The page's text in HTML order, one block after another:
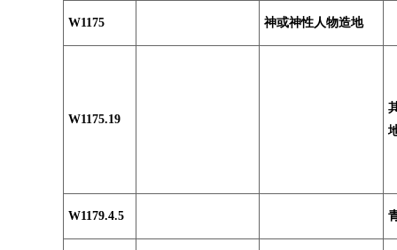
W1175 神或神性人物造地
W1175.19
W1179.4.5